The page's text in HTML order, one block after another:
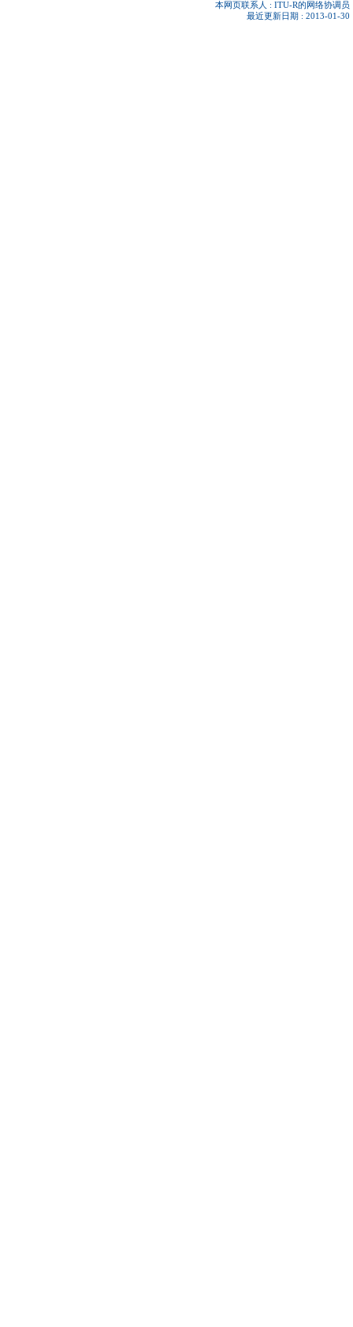
本网页联系人 : ITU-R的网络协调员
最近更新日期 : 2013-01-30